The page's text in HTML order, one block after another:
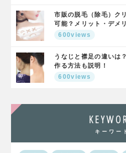
市販の脱毛（除毛）ク
可能？メリット・デメ
600views
うなじと襟足の違いは
作る方法も説明！
600views
キーワー